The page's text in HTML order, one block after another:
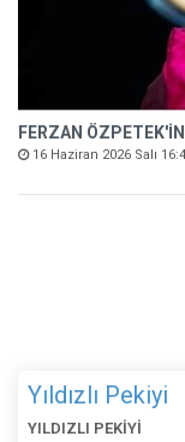
FERZAN
16 Haziran 2026 Salı
Yıldızlı Pekiyi
YILDIZLI PEKİYİ